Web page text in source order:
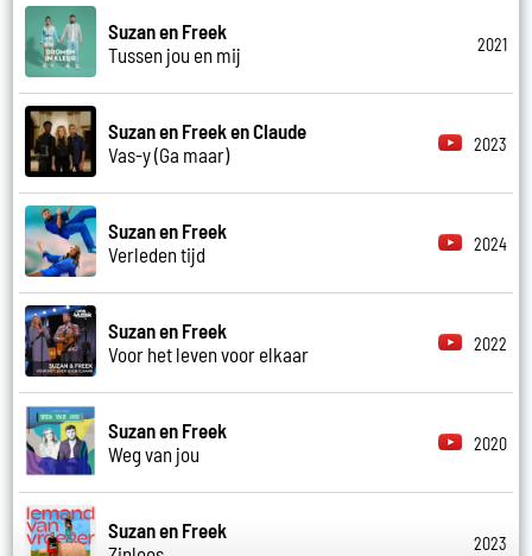
Suzan en Freek
Tussen jou en mij
2021
Suzan en Freek en Claude
Vas-y (Ga maar)
2023
Suzan en Freek
Verleden tijd
2024
Suzan en Freek
Voor het leven voor elkaar
2022
Suzan en Freek
Weg van jou
2020
Suzan en Freek
2023